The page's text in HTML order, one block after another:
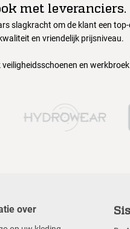
met leveranciers.
slagkracht om de klant een
en vriendelijk prijsniveau.
en
over